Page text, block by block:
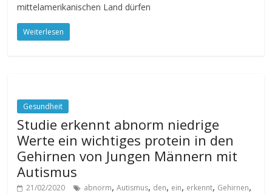
mittelamerikanischen Land dürfen
Weiterlesen
Gesundheit
Studie erkennt abnorm niedrige
Werte ein wichtiges protein in den
Gehirnen von Jungen Männern mit
Autismus
21/02/2020 abnorm,Autismus, den, ein, erkennt, Gehirnen,